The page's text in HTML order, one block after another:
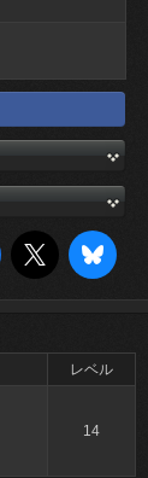
レベル
14